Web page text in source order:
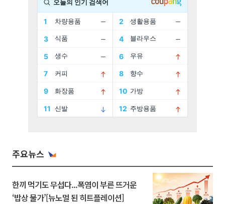
주요뉴스
한끼 먹기도 무섭다...폭염이 부른 뜨거운
‘밥상 물가’[뉴노멀 된 히트플레이션]